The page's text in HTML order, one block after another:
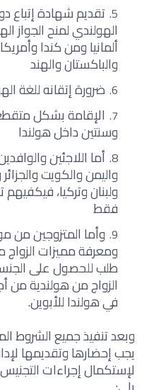
تقديم شهادة إتباع
الهولندي لمنح الجواز
ألمانيا ومن كندا
والباكستان والهند
ضرورة إتقانه للغة
وسنتين داخل هولندا
أما اللاجئين
واليمن والكويت
فقط
وأما المتزوجين من
ومعرفة مميزات
طلب للحصول على
الزواج من هولندية
في هولندا للأبوين.
وبعد تنفيذ جميع الشروط
يجب إحضارها وتقديمها
لإستكمال إجراءات